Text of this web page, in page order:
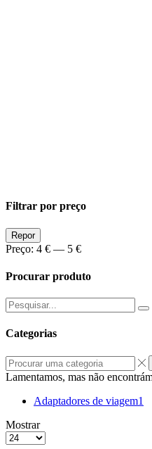
Filtrar por preço
Preço
Min
Preço
Max
Repor
Preço: 4 € — 5 €
Procurar produto
Pesquisar
por:
Categorias
Lamentamos, mas não
Adaptadores de viagem1
grelha
de
Lista
Mostrar
Produtos